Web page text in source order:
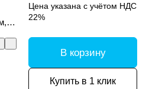
Цена указана с учётом НДС
22%
В корзину
Купить в 1 клик